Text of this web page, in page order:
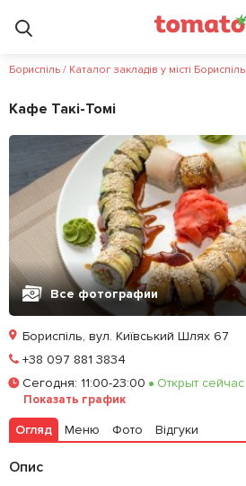
Бориспіль / Каталог закладів у місті Бориспіль
Кафе Такі-Томі
Все фотографии
Залишити відгук
Бориспіль, вул. Київський Шлях 67
+38 097 881 3834
Сегодня: 11:00-23:00 Открыт сейчас
Показать график
Огляд Меню Фото Відгуки
Опис